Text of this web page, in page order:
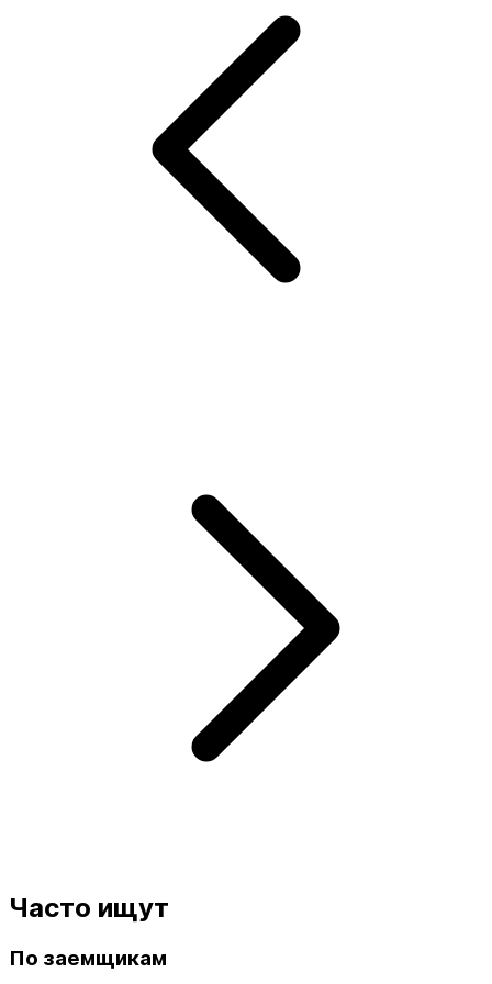
Часто ищут
По заемщикам